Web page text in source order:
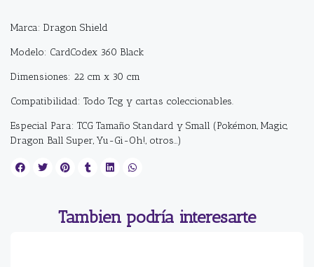
Marca: Dragon Shield
Modelo: CardCodex 360 Black
Dimensiones: 22 cm x 30 cm
Compatibilidad: Todo Tcg y cartas coleccionables.
Especial Para: TCG Tamaño Standard y Small (Pokémon, Magic,
Dragon Ball Super, Yu-Gi-Oh!, otros…)
Tambien podría interesarte